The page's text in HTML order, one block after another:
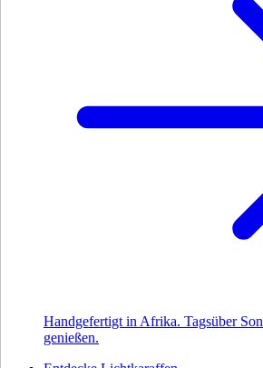
Handgefertigt in Afrika. Tagsüber
genießen.